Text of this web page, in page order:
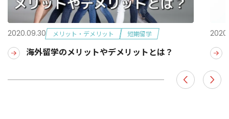
2020.09.30 メリット・デメリット 短期留学
海外留学のメリットやデメリットとは？